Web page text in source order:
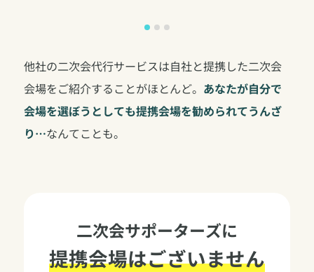
他社の二次会代行サービスは自社と提携した二次会
会場をご紹介することがほとんど。 あなたが自分で
会場を選ぼうとしても提携会場を勧められてうんざ
り…なんてことも。
二次会サポーターズに
提携会場はございません